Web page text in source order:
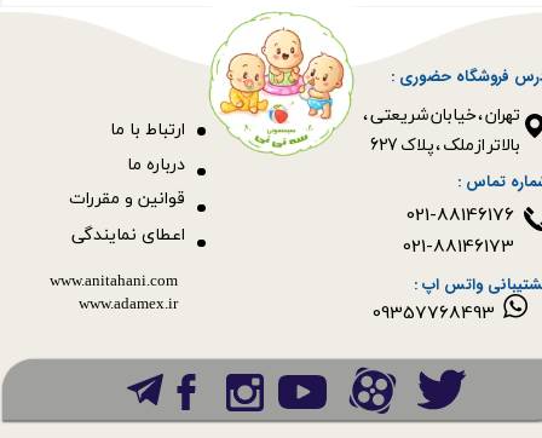
فروشگاه حضوری :
​​​​​​​تهران ، خیابان شریعتی ،
بالاتر از ملک ، پلاک 627​​​​​​​
قوانین و مقررات
ارتباط با ما
09357768493
درباره ما
اعطای نمایندگی
www.anitahani.com
www.ada​​​​​​​mex.ir
تماس :
واتس اپ :